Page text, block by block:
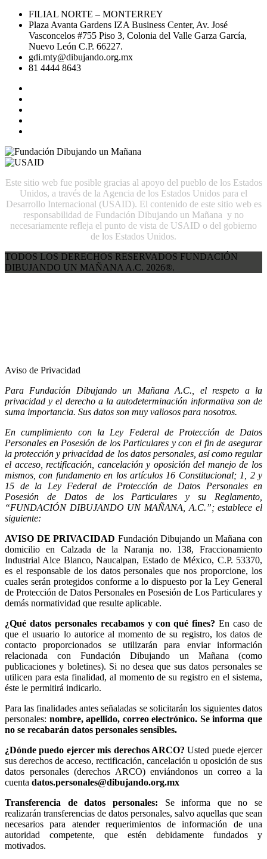
FILIAL NORTE – MONTERREY
Plaza Avanta Gardens IZA Business Center, Av. José
Vasconcelos #755 Piso 3, Colonia del Valle Garza García,
Nuevo León C.P. 66227.
gdi.mty@dibujando.org.mx
81 4444 8643
Este sitio web fue posible gracias al apoyo del pueblo de los Estados
Unidos, a través de la Agencia de los Estados Unidos para el
Desarrollo Internacional (USAID). El contenido de este sitio web es
responsabilidad de Fundación Dibujando un Mañana y no
necesariamente refleja el punto de vista de USAID o del gobierno
de los Estados Unidos.
TODOS LOS DERECHOS RESERVADOS FUNDACIÓN
DIBUJANDO UN MAÑANA A.C. 2026®.
Aviso de Privacidad
Para Fundación Dibujando un Mañana A.C., el respeto a la
privacidad y el derecho a la autodeterminación informativa son de
suma importancia. Sus datos son muy valiosos para nosotros.
En cumplimiento con la Ley Federal de Protección de Datos
Personales en Posesión de los Particulares y con el fin de asegurar
la protección y privacidad de los datos personales, así como regular
el acceso, rectificación, cancelación y oposición del manejo de los
mismos, con fundamento en los artículos 16 Constitucional; 1, 2 y
15 de la Ley Federal de Protección de Datos Personales en
Posesión de Datos de los Particulares y su Reglamento,
“FUNDACIÓN DIBUJANDO UN MAÑANA, A.C.”; establece el
siguiente:
AVISO DE PRIVACIDAD Fundación Dibujando un Mañana con
domicilio en Calzada de la Naranja no. 138, Fraccionamiento
Industrial Alce Blanco, Naucalpan, Estado de México, C.P. 53370,
es el responsable de los datos personales que nos proporcione, los
cuales serán protegidos conforme a lo dispuesto por la Ley General
de Protección de Datos Personales en Posesión de Los Particulares y
demás normatividad que resulte aplicable.
¿Qué datos personales recabamos y con qué fines?En caso de
que el usuario lo autorice al momento de su registro, los datos de
contacto proporcionados se utilizarán para enviar información
relacionada con Fundación Dibujando un Mañana (como
publicaciones y boletines). Si no desea que sus datos personales se
utilicen para esta finalidad, al momento de su registro en el sistema,
éste le permitirá indicarlo.
Para las finalidades antes señaladas se solicitarán los siguientes datos
personales: nombre, apellido, correo electrónico. Se informa que
no se recabarán datos personales sensibles.
¿Dónde puedo ejercer mis derechos ARCO?Usted puede ejercer
sus derechos de acceso, rectificación, cancelación u oposición de sus
datos personales (derechos ARCO) enviándonos un correo a la
cuenta datos.personales@dibujando.org.mx
Transferencia de datos personales: Se informa que no se
realizarán transferencias de datos personales, salvo aquellas que sean
necesarios para atender requerimientos de información de una
autoridad competente, que estén debidamente fundados y
motivados.